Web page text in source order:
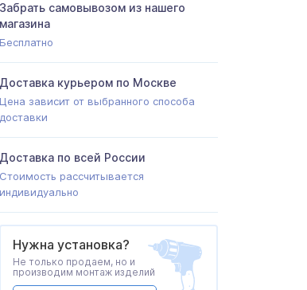
Забрать самовывозом из нашего
магазина
Бесплатно
Доставка курьером по Москве
Цена зависит от выбранного способа
доставки
Доставка по всей России
Стоимость рассчитывается
индивидуально
Нужна установка?
Не только продаем, но и
производим монтаж изделий